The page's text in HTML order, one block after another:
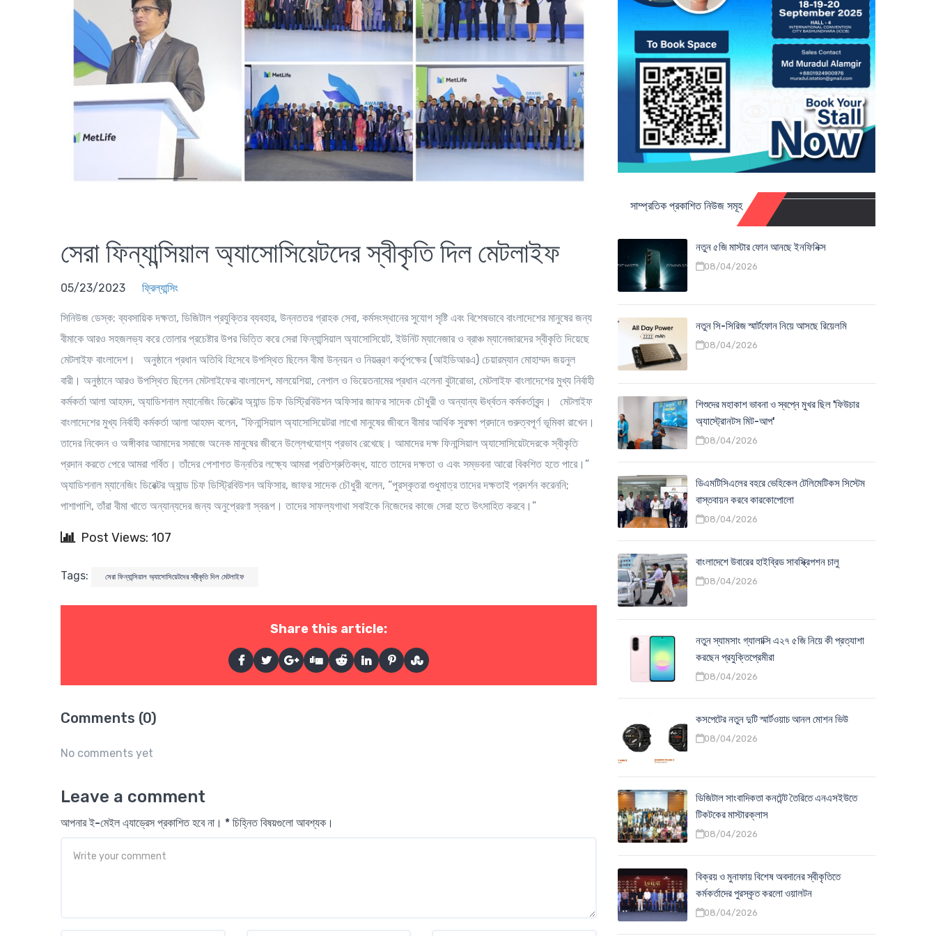
সেরা ফিন্যান্সিয়াল অ্যাসোসিয়েটদের স্বীকৃতি দিল মেটলাইফ
05/23/2023 ফ্রিল্যান্সিং
সিনিউজ ডেস্ক: ব্যবসায়িক দক্ষতা, ডিজিটাল প্রযুক্তির ব্যবহার, উন্নততর গ্রাহক সেবা, কর্মসংস্থানের সুযোগ সৃষ্টি এবং বিশেষভাবে বাংলাদেশের মানুষের জন্য
বীমাকে আরও সহজলভ্য করে তোলার প্রচেষ্টার উপর ভিত্তি করে সেরা ফিন্যান্সিয়াল অ্যাসোসিয়েট, ইউনিট ম্যানেজার ও ব্রাঞ্চ ম্যানেজারদের স্বীকৃতি দিয়েছে
মেটলাইফ বাংলাদেশ। অনুষ্ঠানে প্রধান অতিথি হিসেবে উপস্থিত ছিলেন বীমা উন্নয়ন ও নিয়ন্ত্রণ কর্তৃপক্ষের (আইডিআরএ) চেয়ারম্যান মোহাম্মদ জয়নুল
বারী। অনুষ্ঠানে আরও উপস্থিত ছিলেন মেটলাইফের বাংলাদেশ, মালয়েশিয়া, নেপাল ও ভিয়েতনামের প্রধান এলেনা বুটারোভা, মেটলাইফ বাংলাদেশের মুখ্য নির্বাহী
কর্মকর্তা আলা আহমদ, অ্যাডিশনাল ম্যানেজিং ডিরেক্টর অ্যান্ড চিফ ডিস্ট্রিবিউশন অফিসার জাফর সাদেক চৌধুরী ও অন্যান্য ঊর্ধ্বতন কর্মকর্তাবৃন্দ। মেটলাইফ
বাংলাদেশের মুখ্য নির্বাহী কর্মকর্তা আলা আহমদ বলেন, “ফিনান্সিয়াল অ্যাসোসিয়েটরা লাখো মানুষের জীবনে বীমার আর্থিক সুরক্ষা প্রদানে গুরুত্বপূর্ণ ভূমিকা রাখেন।
তাদের নিবেদন ও অঙ্গীকার আমাদের সমাজে অনেক মানুষের জীবনে উল্লেখযোগ্য প্রভাব রেখেছে। আমাদের দক্ষ ফিনান্সিয়াল অ্যাসোসিয়েটদেরকে স্বীকৃতি
প্রদান করতে পেরে আমরা গর্বিত। তাঁদের পেশাগত উন্নতির লক্ষ্যে আমরা প্রতিশ্রুতিবদ্ধ, যাতে তাদের দক্ষতা ও এবং সম্ভবনা আরো বিকশিত হতে পারে।”
অ্যাডিশনাল ম্যানেজিং ডিরেক্টর অ্যান্ড চিফ ডিস্ট্রিবিউশন অফিসার, জাফর সাদেক চৌধুরী বলেন, “পুরস্কৃতরা শুধুমাত্র তাদের দক্ষতাই প্রদর্শন করেননি;
পাশাপাশি, তাঁরা বীমা খাতে অন্যান্যদের জন্য অনুপ্রেরণা স্বরূপ। তাদের সাফল্যগাথা সবাইকে নিজেদের কাজে সেরা হতে উৎসাহিত করবে।”
Post Views: 107
Tags: সেরা ফিন্যান্সিয়াল অ্যাসোসিয়েটদের স্বীকৃতি দিল মেটলাইফ
Share this article:
Comments (0)
No comments yet
Leave a comment
আপনার ই-মেইল এ্যাড্রেস প্রকাশিত হবে না। * চিহ্নিত বিষয়গুলো আবশ্যক।
সাম্প্রতিক প্রকাশিত নিউজ সমূহ
নতুন ৫জি মাস্টার ফোন আনছে ইনফিনিক্স
08/04/2026
নতুন সি-সিরিজ স্মার্টফোন নিয়ে আসছে রিয়েলমি
08/04/2026
শিশুদের মহাকাশ ভাবনা ও স্বপ্নে মুখর ছিল 'ফিউচার
অ্যাস্ট্রোনটস মিট-আপ'
08/04/2026
ডিএমটিসিএলের বহরে ভেহিকেল টেলিমেটিকস সিস্টেম
বাস্তবায়ন করবে কারকোপোলো
08/04/2026
বাংলাদেশে উবারের হাইব্রিড সাবস্ক্রিপশন চালু
08/04/2026
নতুন স্যামসাং গ্যালাক্সি এ২৭ ৫জি নিয়ে কী প্রত্যাশা
করছেন প্রযুক্তিপ্রেমীরা
08/04/2026
কসপেটের নতুন দুটি স্মার্টওয়াচ আনল মোশন ভিউ
08/04/2026
ডিজিটাল সাংবাদিকতা কনটেন্ট তৈরিতে এনএসইউতে
টিকটকের মাস্টারক্লাস
08/04/2026
বিক্রয় ও মুনাফায় বিশেষ অবদানের স্বীকৃতিতে
কর্মকর্তাদের পুরস্কৃত করলো ওয়ালটন
08/04/2026